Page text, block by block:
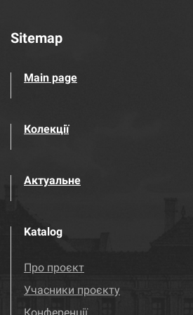
Sitemap
Main page
Колекції
Актуальне
Katalog
Про проєкт
Учасники проєкту